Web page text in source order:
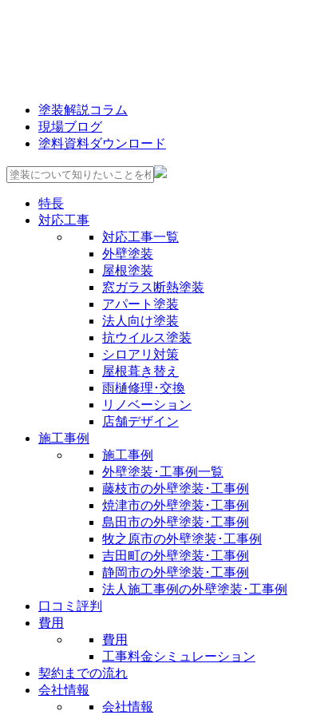
塗装解説コラム
現場ブログ
塗料資料ダウンロード
特長
対応工事
対応工事一覧
外壁塗装
屋根塗装
窓ガラス断熱塗装
アパート塗装
法人向け塗装
抗ウイルス塗装
シロアリ対策
屋根葺き替え
雨樋修理･交換
リノベーション
店舗デザイン
施工事例
施工事例
外壁塗装･工事例一覧
藤枝市の外壁塗装･工事例
焼津市の外壁塗装･工事例
島田市の外壁塗装･工事例
牧之原市の外壁塗装･工事例
吉田町の外壁塗装･工事例
静岡市の外壁塗装･工事例
法人施工事例の外壁塗装･工事例
口コミ評判
費用
費用
工事料金シミュレーション
契約までの流れ
会社情報
会社情報